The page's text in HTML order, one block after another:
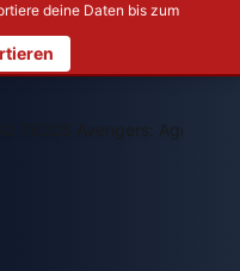
deine Daten bis zum
76325 Avengers: Age of